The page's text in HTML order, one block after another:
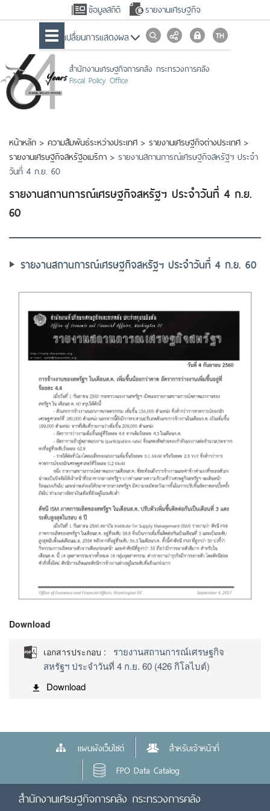
ข้อมูลสถิติ รายงานเศรษฐกิจ
เปลื่ยนการแสดงผล
สำนักงานเศรษฐกิจการคลัง กระทรวงการคลัง
Fiscal Policy Office
หน้าหลัก > ความสัมพันธ์ระหว่างประเทศ > รายงานเศรษฐกิจต่างประเทศ >
รายงานเศรษฐกิจสหรัฐอเมริกา > รายงานสถานการณ์เศรษฐกิจสหรัฐฯ ประจำ
วันที่ 4 ก.ย. 60
รายงานสถานการณ์เศรษฐกิจสหรัฐฯ ประจำวันที่ 4 ก.ย.
60
รายงานสถานการณ์เศรษฐกิจสหรัฐฯ ประจำวันที่ 4 ก.ย. 60
Download
เอกสารประกอบ :
รายงานสถานการณ์เศรษฐกิจ
สหรัฐฯ ประจำวันที่ 4 ก.ย. 60 (426 กิโลไบต์)
Download
แผนผังเว็บไซต์
สำหรับเจ้าหน้าที่
FPO Data Catalog
สำนักงานเศรษฐกิจการคลัง กระทรวงการคลัง